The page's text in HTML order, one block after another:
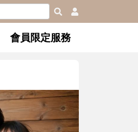
會員限定服務